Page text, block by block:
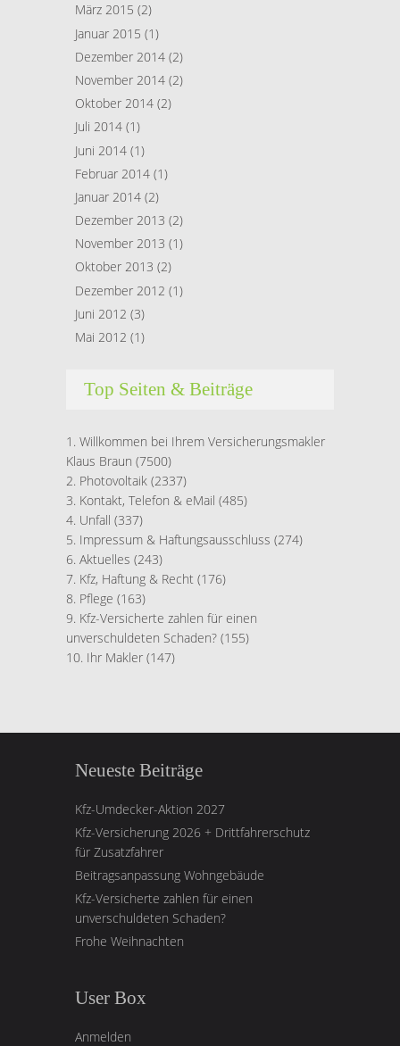
März 2015 (2)
Januar 2015 (1)
Dezember 2014 (2)
November 2014 (2)
Oktober 2014 (2)
Juli 2014 (1)
Juni 2014 (1)
Februar 2014 (1)
Januar 2014 (2)
Dezember 2013 (2)
November 2013 (1)
Oktober 2013 (2)
Dezember 2012 (1)
Juni 2012 (3)
Mai 2012 (1)
Top Seiten & Beiträge
Willkommen bei Ihrem Versicherungsmakler
Klaus Braun (7500)
Photovoltaik (2337)
Kontakt, Telefon & eMail (485)
Unfall (337)
Impressum & Haftungsausschluss (274)
Aktuelles (243)
Kfz, Haftung & Recht (176)
Pflege (163)
Kfz-Versicherte zahlen für einen
unverschuldeten Schaden? (155)
Ihr Makler (147)
Neueste Beiträge
Kfz-Umdecker-Aktion 2027
Kfz-Versicherung 2026 + Drittfahrerschutz
für Zusatzfahrer
Beitragsanpassung Wohngebäude
Kfz-Versicherte zahlen für einen
unverschuldeten Schaden?
Frohe Weihnachten
User Box
Anmelden